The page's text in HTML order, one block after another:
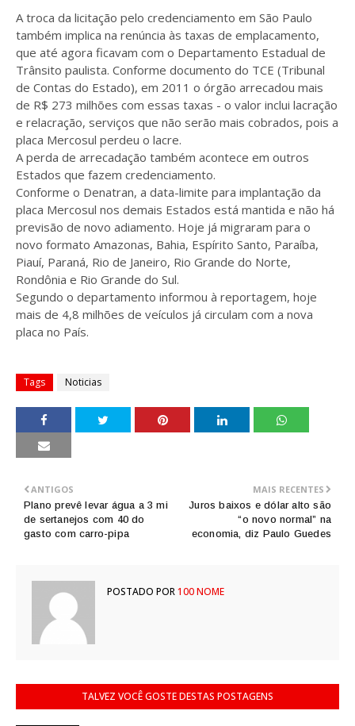
A troca da licitação pelo credenciamento em São Paulo
também implica na renúncia às taxas de emplacamento,
que até agora ficavam com o Departamento Estadual de
Trânsito paulista. Conforme documento do TCE (Tribunal
de Contas do Estado), em 2011 o órgão arrecadou mais
de R$ 273 milhões com essas taxas - o valor inclui lacração
e relacração, serviços que não serão mais cobrados, pois a
placa Mercosul perdeu o lacre.
A perda de arrecadação também acontece em outros
Estados que fazem credenciamento.
Conforme o Denatran, a data-limite para implantação da
placa Mercosul nos demais Estados está mantida e não há
previsão de novo adiamento. Hoje já migraram para o
novo formato Amazonas, Bahia, Espírito Santo, Paraíba,
Piauí, Paraná, Rio de Janeiro, Rio Grande do Norte,
Rondônia e Rio Grande do Sul.
Segundo o departamento informou à reportagem, hoje
mais de 4,8 milhões de veículos já circulam com a nova
placa no País.
Tags Noticias
MAIS RECENTES
Juros baixos e dólar alto são
“o novo normal” na
economia, diz Paulo Guedes
ANTIGOS
Plano prevê levar água a 3 mi
de sertanejos com 40 do
gasto com carro-pipa
POSTADO POR100 NOME
TALVEZ VOCÊ GOSTE DESTAS POSTAGENS